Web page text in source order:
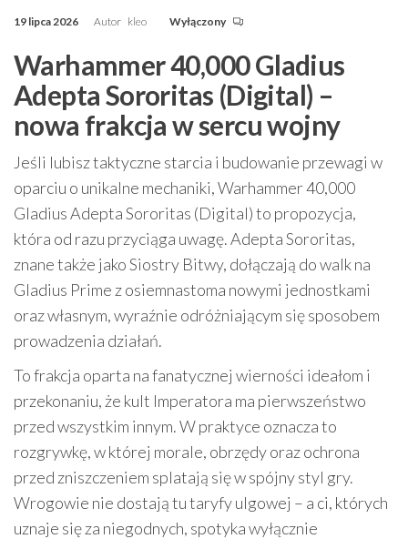
19 lipca 2026 Autor kleo Wyłączony
Warhammer 40,000 Gladius
Adepta Sororitas (Digital) –
nowa frakcja w sercu wojny
Jeśli lubisz taktyczne starcia i budowanie przewagi w
oparciu o unikalne mechaniki, Warhammer 40,000
Gladius Adepta Sororitas (Digital) to propozycja,
która od razu przyciąga uwagę. Adepta Sororitas,
znane także jako Siostry Bitwy, dołączają do walk na
Gladius Prime z osiemnastoma nowymi jednostkami
oraz własnym, wyraźnie odróżniającym się sposobem
prowadzenia działań.
To frakcja oparta na fanatycznej wierności ideałom i
przekonaniu, że kult Imperatora ma pierwszeństwo
przed wszystkim innym. W praktyce oznacza to
rozgrywkę, w której morale, obrzędy oraz ochrona
przed zniszczeniem splatają się w spójny styl gry.
Wrogowie nie dostają tu taryfy ulgowej – a ci, których
uznaje się za niegodnych, spotyka wyłącznie